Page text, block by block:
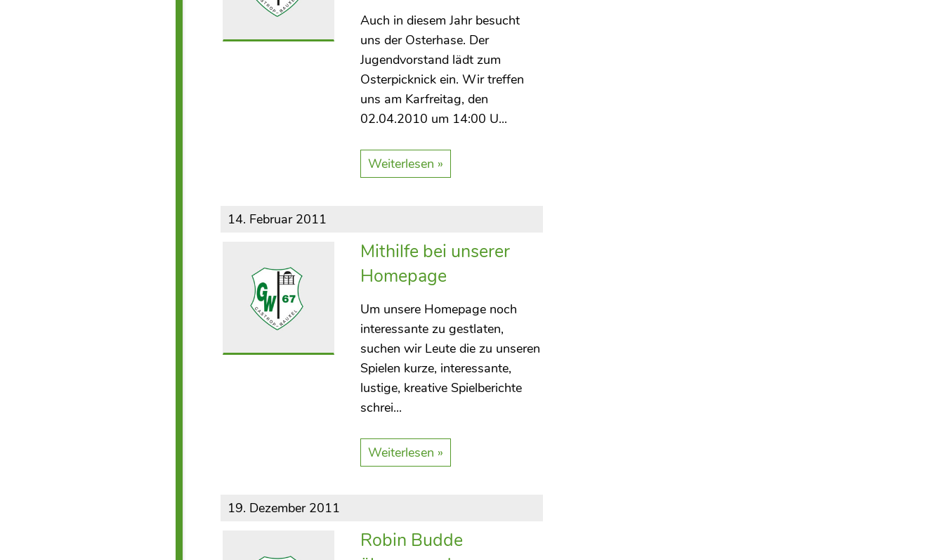
Auch in diesem Jahr besucht
uns der Osterhase. Der
Jugendvorstand lädt zum
Osterpicknick ein. Wir treffen
uns am Karfreitag, den
02.04.2010 um 14:00 U...
Weiterlesen »
14. Februar 2011
Mithilfe bei unserer
Homepage
Um unsere Homepage noch
interessante zu gestlaten,
suchen wir Leute die zu unseren
Spielen kurze, interessante,
lustige, kreative Spielberichte
schrei...
Weiterlesen »
19. Dezember 2011
Robin Budde